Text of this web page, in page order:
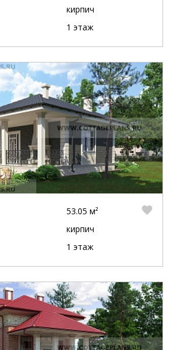
кирпич
1 этаж
53.05 м²
кирпич
1 этаж